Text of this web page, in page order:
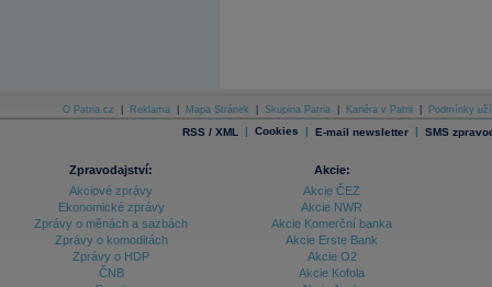
Archiv - Měnová politika
Archiv - Treasury alerty
Archiv - Vývoj české koruny
Archiv analýz - Makroukazatele
O Patria.cz Reklama Mapa Stránek Skupina Patria Kariéra v Patrii Podmínky
RSS / XML | Cookies | E-mail newsletter | SMS
Zpravodajství:
Akciové zprávy
Ekonomické zprávy
Zprávy o měnách a sazbách
Zprávy o komoditách
Zprávy o HDP
ČNB
Akcie:
Akcie ČEZ
Akcie NWR
Akcie Komerční banka
Akcie Erste Bank
Akcie O2
Akcie Kofola